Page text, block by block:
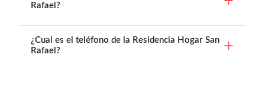
Rafael?
¿Cual es el teléfono de la Residencia Hogar San
Rafael?